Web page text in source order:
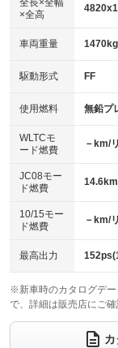
パワーウィンドウ
アイドリングストッ
：装備なし
USB入力端子
：装備なし
100V電源
：装備なし
センターデフロック
：装備なし
電動格納ミラー
：装備あり
革シート
キーレス
HID(キセノンライ
：装備なし
バックカメラ
：装備なし
エアロ
：装備なし
：装備なし
パワーシート
ベンチシート
：装備なし
チップアップシー
：装備なし
：装備なし
ウォークスルー
：装備なし
電動リアゲート
全長×全幅
×全高
車両重量 1470kg
駆動形式 FF
使用燃料 無鉛プ
WLTCモ
ード燃費
－km/
JC08モー
ド燃費
10/15モー
ド燃費
－km/
最高出力
※新車時のカタログデ
で、詳細は販売店にご確